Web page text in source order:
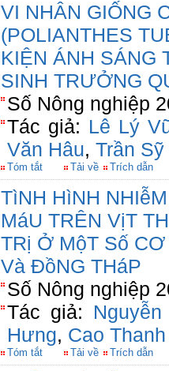
VI NHÂN GIỐNG
(POLIANTHES
KIỆN ÁNH SÁNG
SINH TRƯỞNG
Số Nông nghiệp
Tác giả: Lê Lý
Văn Hâu, Trần
Tóm tắt Tải về Trích dẫn
TìNH HìNH
MáU TRÊN VịT
TRị Ở MộT Số
Và ĐồNG THáP
Số Nông nghiệp
Tác giả:
Hưng, Cao
Tóm tắt Tải về Trích dẫn